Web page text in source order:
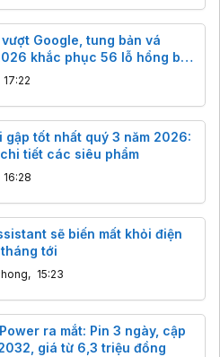
Google, tung bản vá
khắc phục 56 lỗ hổng bảo
17:22
gập tốt nhất quý 3 năm 2026:
tiết các siêu phẩm
16:28
sẽ biến mất khỏi điện
tới
, 15:23
ra mắt: Pin 3 ngày, cập
giá từ 6,3 triệu đồng